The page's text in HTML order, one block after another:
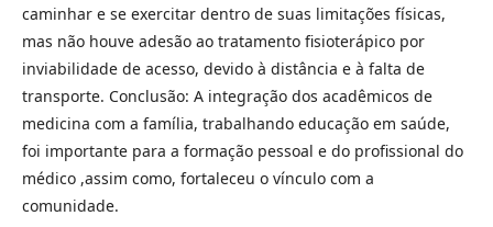
caminhar e se exercitar dentro de suas limitações físicas,
mas não houve adesão ao tratamento fisioterápico por
inviabilidade de acesso, devido à distância e à falta de
transporte. Conclusão: A integração dos acadêmicos de
medicina com a família, trabalhando educação em saúde,
foi importante para a formação pessoal e do profissional do
médico ,assim como, fortaleceu o vínculo com a
comunidade.